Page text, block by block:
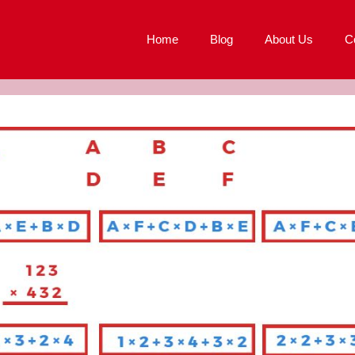
Home Blog About Us